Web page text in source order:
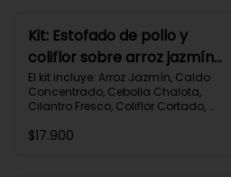
Grasas 14g | Proteínas 41g
Kit: Estofado de pollo y
coliflor sobre arroz jazmín-
106
El kit incluye: Arroz Jazmín, Caldo
Concentrado, Cebolla Chalota,
Cilantro Fresco, Coliflor Cortado,
Pollo (foto 160g/p), Pimentón Verde,
$17.900